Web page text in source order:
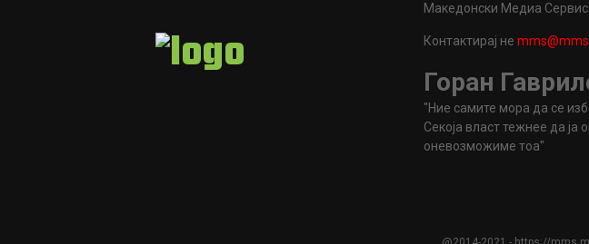
Македонски Медиа Сервис
Контактирај не
Горан
"Ние самите мора да се
Секоја власт тежнее да
оневозможиме тоа"